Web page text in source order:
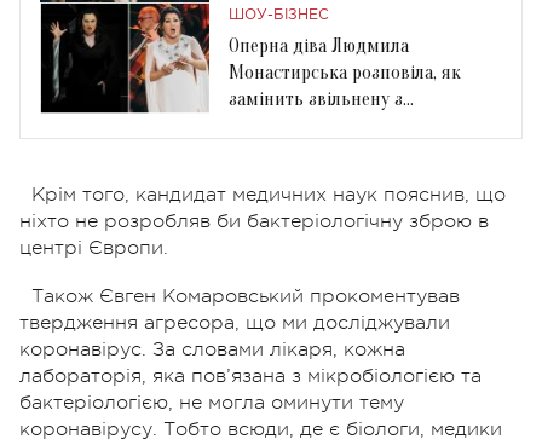
та інші
ШОУ-БІЗНЕС
Оперна діва Людмила
Монастирська розповіла, як
замінить звільнену з
Крім того, кандидат медичних наук пояснив, що
ніхто не розробляв би бактеріологічну зброю в
центрі Європи.
Також Євген Комаровський прокоментував
твердження агресора, що ми досліджували
коронавірус. За словами лікаря, кожна
лабораторія, яка пов’язана з мікробіологією та
бактеріологією, не могла оминути тему
коронавірусу. Тобто всюди, де є біологи, медики